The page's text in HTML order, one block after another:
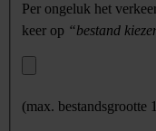
Per ongeluk het
keer op “bestand
(max. bestandsgrootte